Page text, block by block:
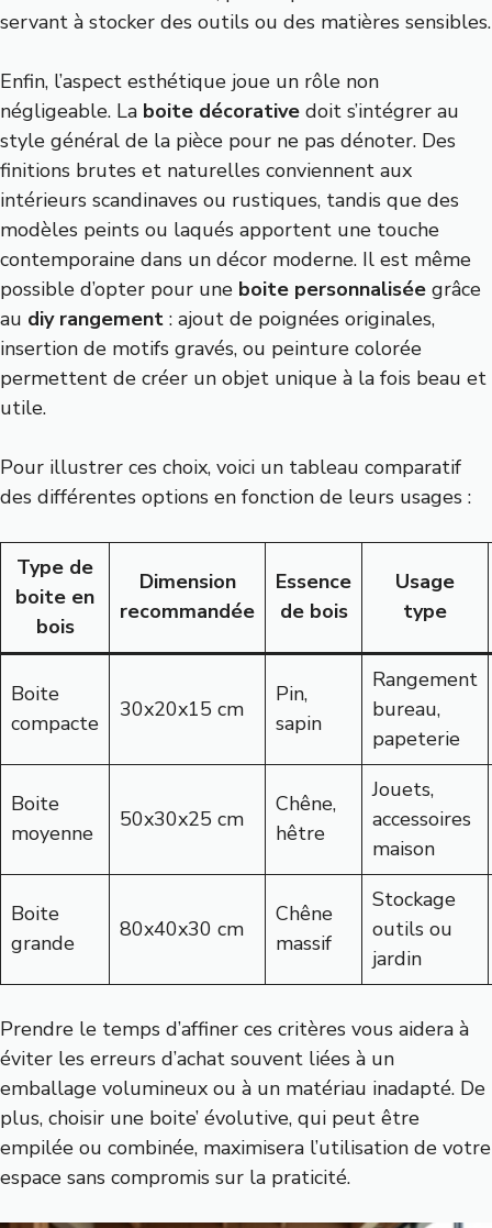
servant à stocker des outils ou des matières sensibles.
Enfin, l’aspect esthétique joue un rôle non
négligeable. La boite décorative doit s’intégrer au
style général de la pièce pour ne pas dénoter. Des
finitions brutes et naturelles conviennent aux
intérieurs scandinaves ou rustiques, tandis que des
modèles peints ou laqués apportent une touche
contemporaine dans un décor moderne. Il est même
possible d’opter pour une boite personnalisée grâce
au diy rangement : ajout de poignées originales,
insertion de motifs gravés, ou peinture colorée
permettent de créer un objet unique à la fois beau et
utile.
Pour illustrer ces choix, voici un tableau comparatif
des différentes options en fonction de leurs usages :
Type de
boite en
bois
Dimension
recommandée
Essence
de bois
Usage
type
Boite
compacte
30x20x15 cm
Pin,
sapin
Rangement
bureau,
papeterie
Boite
moyenne
50x30x25 cm
Chêne,
hêtre
Jouets,
accessoires
maison
Boite
grande
80x40x30 cm
Chêne
massif
Stockage
outils ou
jardin
Prendre le temps d’affiner ces critères vous aidera à
éviter les erreurs d’achat souvent liées à un
emballage volumineux ou à un matériau inadapté. De
plus, choisir une boite’ évolutive, qui peut être
empilée ou combinée, maximisera l’utilisation de votre
espace sans compromis sur la praticité.